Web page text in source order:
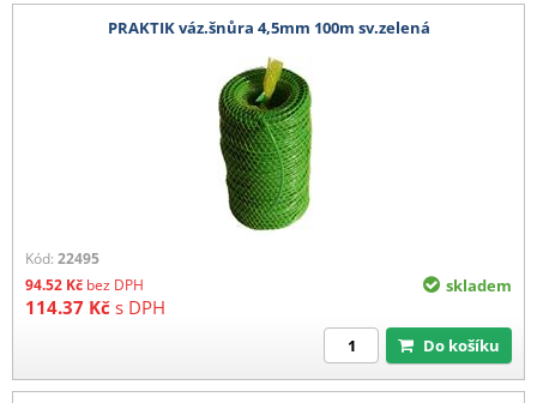
PRAKTIK váz.šnůra 4,5mm 100m sv.zelená
Kód: 22495
94.52 Kč bez DPH
114.37 Kč s DPH
skladem
Do košíku